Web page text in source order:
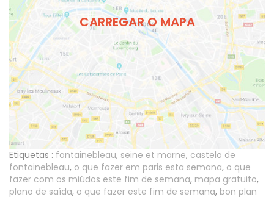
CARREGAR O MAPA
Etiquetas : fontainebleau, seine et marne, castelo de
fontainebleau, o que fazer em paris esta semana, o que
fazer com os miúdos este fim de semana, mapa gratuito,
plano de saída, o que fazer este fim de semana, bon plan